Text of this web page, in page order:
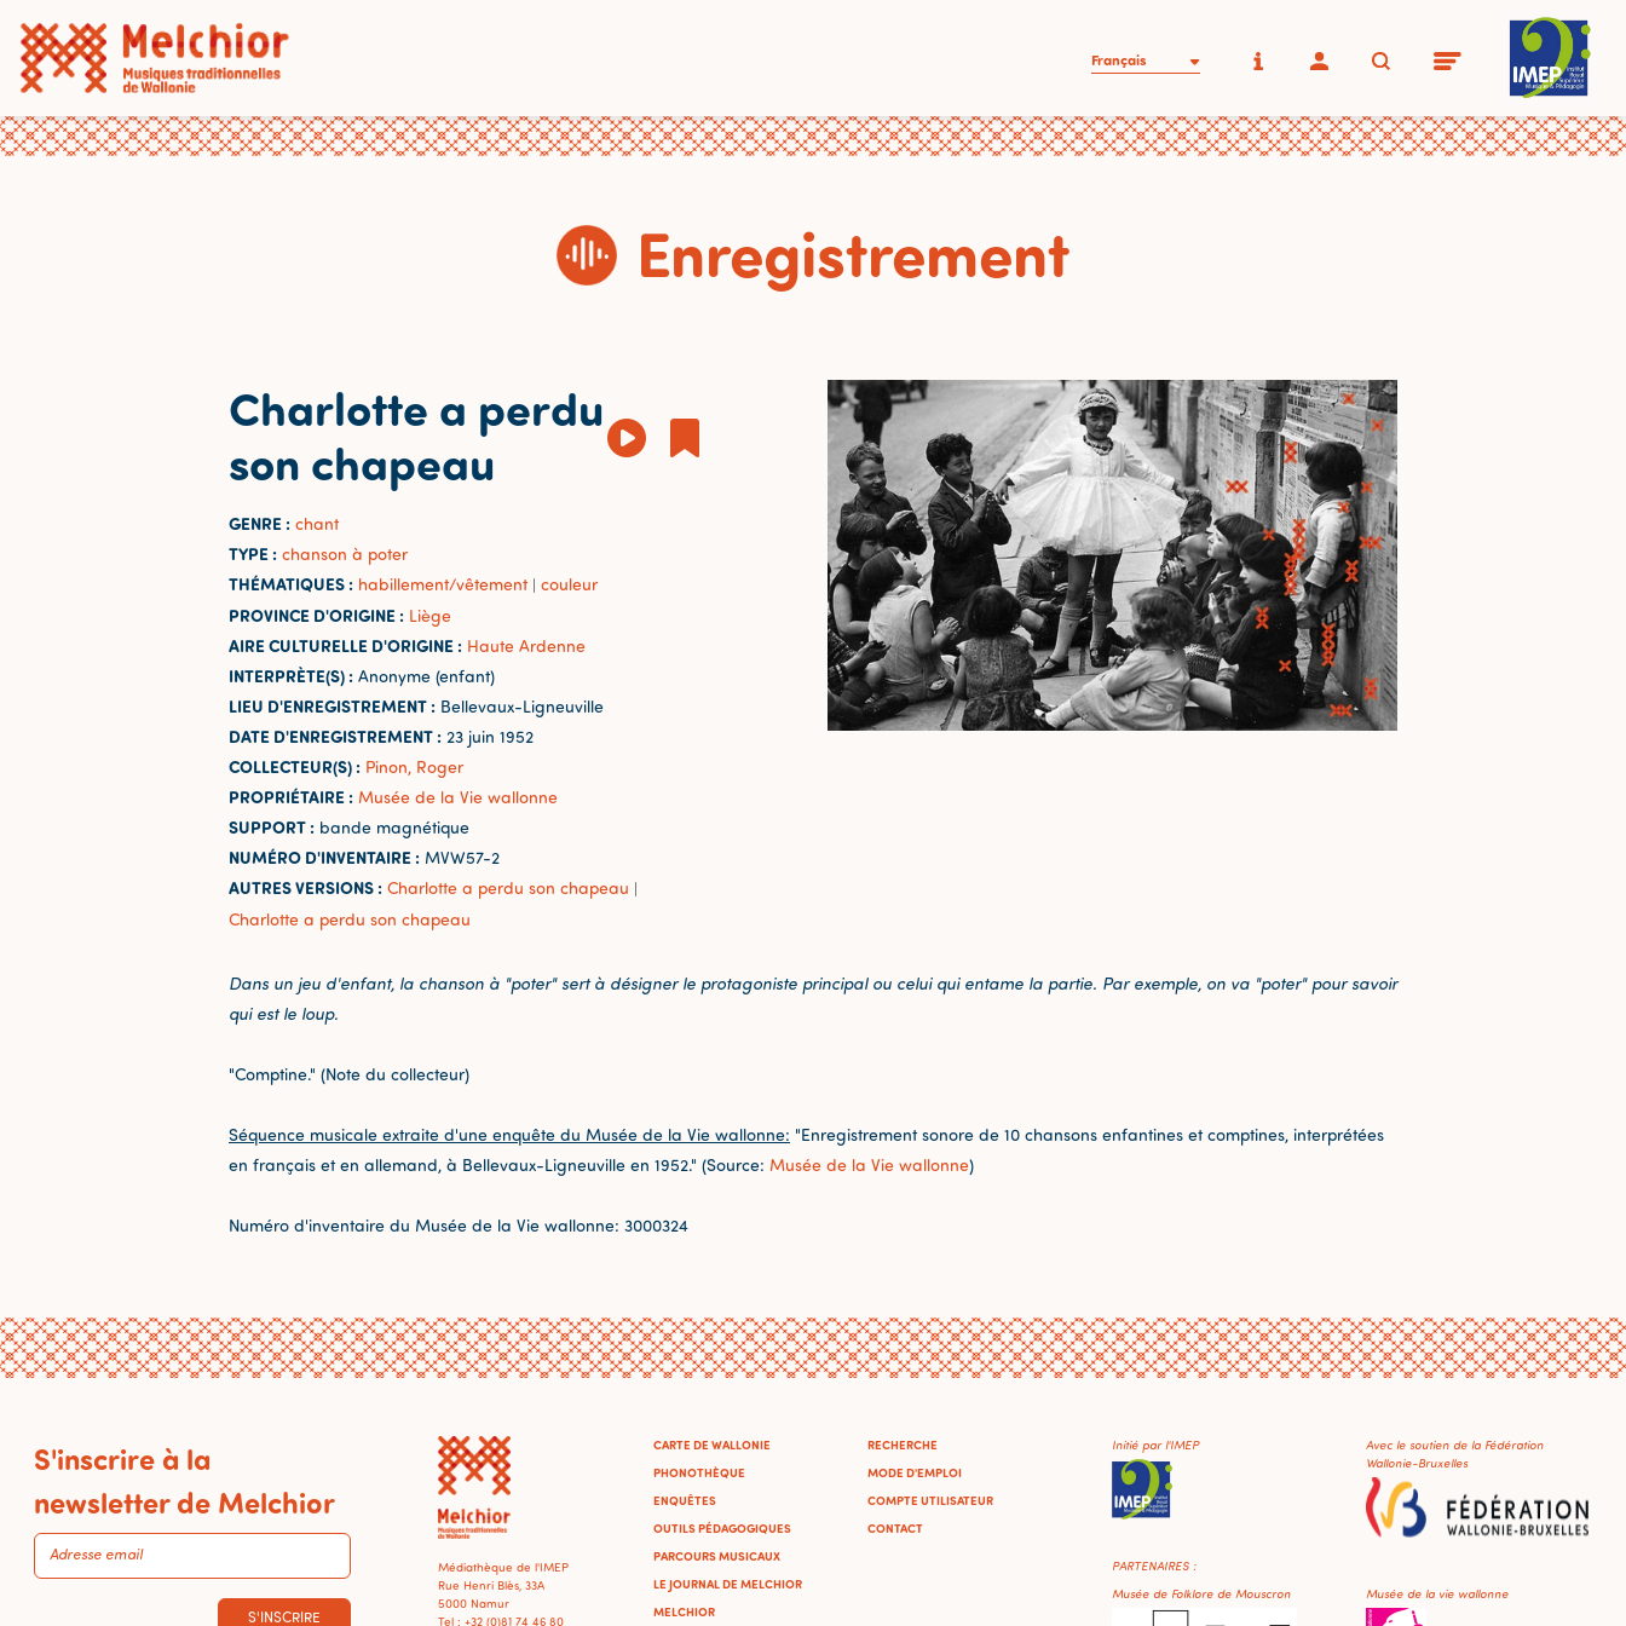
Français
Enregistrement
Charlotte a perdu
son chapeau
GENRE : chant
TYPE : chanson à poter
THÉMATIQUES : habillement/vêtement | couleur
PROVINCE D'ORIGINE : Liège
AIRE CULTURELLE D'ORIGINE : Haute Ardenne
INTERPRÈTE(S) : Anonyme (enfant)
LIEU D'ENREGISTREMENT : Bellevaux-Ligneuville
DATE D'ENREGISTREMENT : 23 juin 1952
COLLECTEUR(S) : Pinon, Roger
PROPRIÉTAIRE : Musée de la Vie wallonne
SUPPORT : bande magnétique
NUMÉRO D'INVENTAIRE : MVW57-2
AUTRES VERSIONS : Charlotte a perdu son chapeau |
Charlotte a perdu son chapeau
Dans un jeu d'enfant, la chanson à "poter" sert à désigner le protagoniste principal ou celui qui entame la partie. Par exemple, on va "poter" pour savoir
qui est le loup.
"Comptine." (Note du collecteur)
Séquence musicale extraite d'une enquête du Musée de la Vie wallonne: "Enregistrement sonore de 10 chansons enfantines et comptines, interprétées
en français et en allemand, à Bellevaux-Ligneuville en 1952." (Source: Musée de la Vie wallonne)
Numéro d'inventaire du Musée de la Vie wallonne: 3000324
S'inscrire à la
newsletter de Melchior
S'INSCRIRE
Médiathèque de l'IMEP
Rue Henri Blès, 33A
5000 Namur
Tel : +32 (0)81 74 46 80
CARTE DE WALLONIE
PHONOTHÈQUE
ENQUÊTES
OUTILS PÉDAGOGIQUES
PARCOURS MUSICAUX
LE JOURNAL DE MELCHIOR
MELCHIOR
RECHERCHE
MODE D'EMPLOI
COMPTE UTILISATEUR
CONTACT
Initié par l'IMEP
Avec le soutien de la Fédération
Wallonie-Bruxelles
PARTENAIRES :
Musée de Folklore de Mouscron
Musée de la vie wallonne